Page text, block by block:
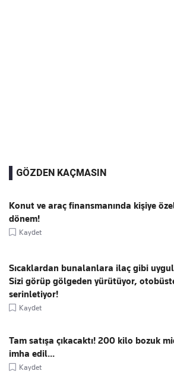
GÖZDEN KAÇMASIN
Konut ve araç finansmanında kişiye
dönem!
Kaydet
Sıcaklardan bunalanlara ilaç gibi
Sizi görüp gölgeden yürütüyor,
serinletiyor!
Kaydet
Tam satışa çıkacaktı! 200 kilo bozuk
imha edil...
Kaydet